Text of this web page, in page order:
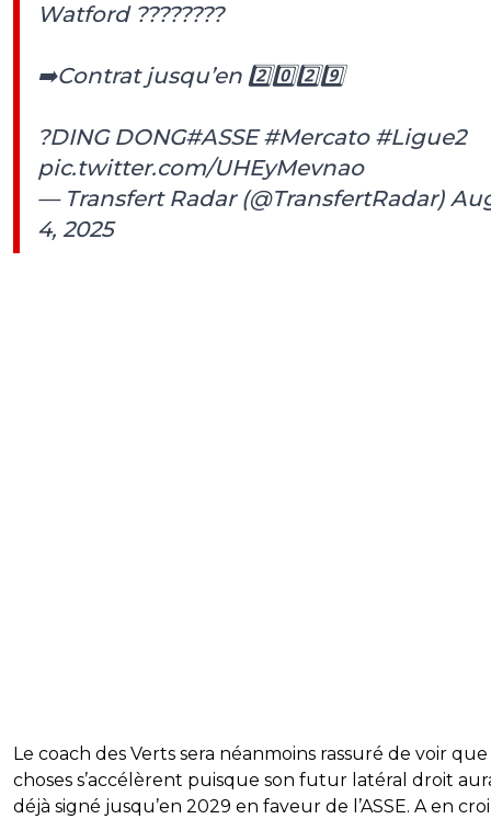
Watford ????????️
➡️Contrat jusqu’en 2️⃣0️⃣2️⃣9️⃣
?️DING DONG#ASSE #Mercato #Ligue2
pic.twitter.com/UHEyMevnao
— Transfert Radar (@TransfertRadar)
4, 2025
Le coach des Verts sera néanmoins rassuré de voir que
choses s’accélèrent puisque son futur latéral droit
déjà signé jusqu’en 2029 en faveur de l’ASSE. A en